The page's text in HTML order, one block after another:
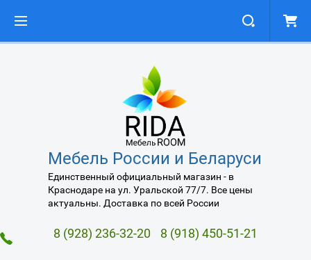
Мебель России и Беларуси
Единственный официальный магазин - в
Краснодаре на ул. Уральской 77/7. Все цены
актуальны. Доставка по всей России
8 (928) 236-32-20 8 (918) 450-51-21